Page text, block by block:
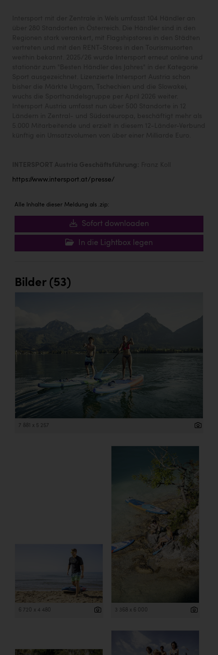
https://www.intersport.at/presse/
Alle Inhalte dieser Meldung als .zip:
Sofort downloaden
In die Lightbox legen
Bilder (53)
7 881 x 5 257
6 720 x 4 480 3 368 x 6 000